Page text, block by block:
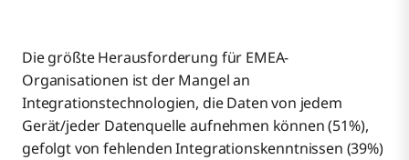
Die größte Herausforderung für EMEA-
Organisationen ist der Mangel an
Integrationstechnologien, die Daten von jedem
Gerät/jeder Datenquelle aufnehmen können (51%),
gefolgt von fehlenden Integrationskenntnissen (39%)